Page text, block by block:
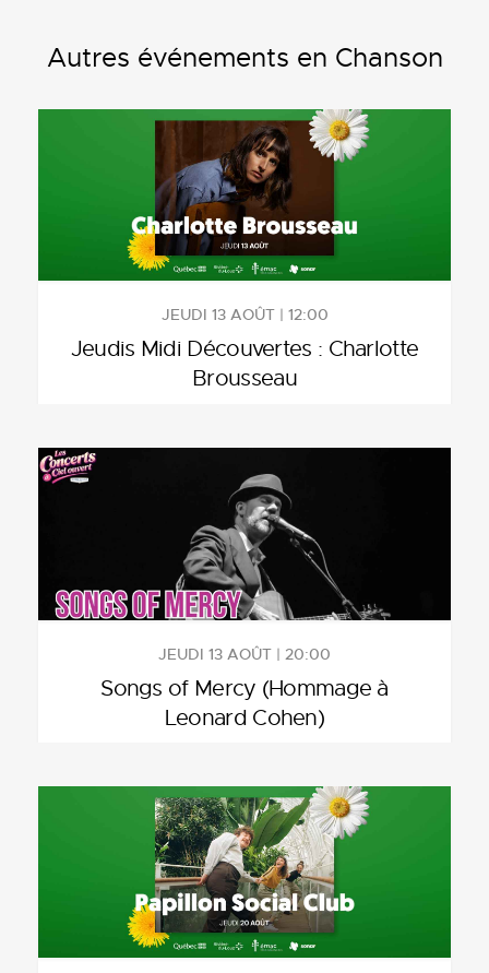
Autres événements en Chanson
JEUDI 13 AOÛT | 12:00
Jeudis Midi Découvertes : Charlotte
Brousseau
JEUDI 13 AOÛT | 20:00
Songs of Mercy (Hommage à
Leonard Cohen)